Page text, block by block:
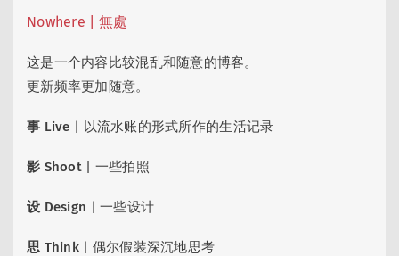
Nowhere | 無處
这是一个内容比较混乱和随意的博客。
更新频率更加随意。
事 Live | 以流水账的形式所作的生活记录
影 Shoot | 一些拍照
设 Design | 一些设计
思 Think | 偶尔假装深沉地思考